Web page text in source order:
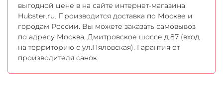
выгодной цене в на сайте интернет-магазина
Hubster.ru. Производится доставка по Москве и
городам России. Вы можете заказать самовывоз
по адресу Москва, Дмитровское шоссе д.87 (вход
на территорию с ул.Пяловская). Гарантия от
производителя санок.